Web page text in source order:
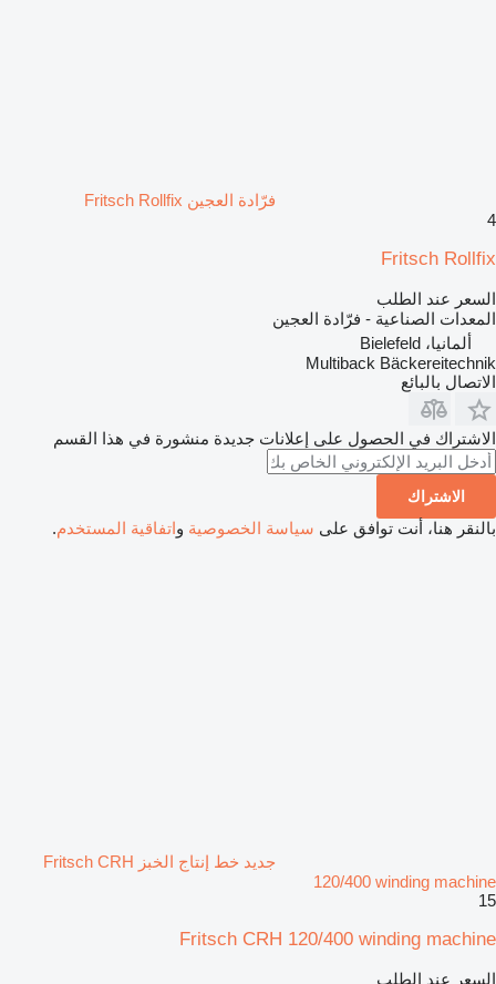
فرّادة العجين Fritsch Rollfix
4
Fritsch Rollfix
السعر عند الطلب
المعدات الصناعية - فرّادة العجين
ألمانيا، Bielefeld
Multiback Bäckereitechnik
الاتصال بالبائع
الاشتراك في الحصول على إعلانات جديدة منشورة في هذا القسم
الاشتراك
بالنقر هنا، أنت توافق على سياسة الخصوصية واتفاقية المستخدم.
جديد خط إنتاج الخبز Fritsch CRH
120/400 winding machine
15
Fritsch CRH 120/400 winding machine
السعر عند الطلب